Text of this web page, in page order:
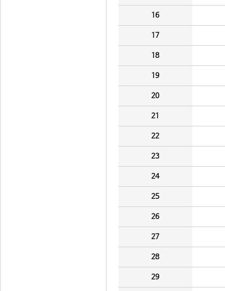
16
17
18
19
20
21
22
23
24
25
26
27
28
29